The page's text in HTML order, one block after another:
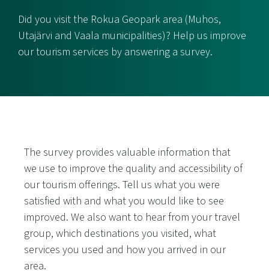
Did you visit the Rokua Geopark area (Muhos,
Utajärvi and Vaala municipalities)? Help us improve
our tourism services by answering a survey.
The survey provides valuable information that
we use to improve the quality and accessibility of
our tourism offerings. Tell us what you were
satisfied with and what you would like to see
improved. We also want to hear from your travel
group, which destinations you visited, what
services you used and how you arrived in our
area.